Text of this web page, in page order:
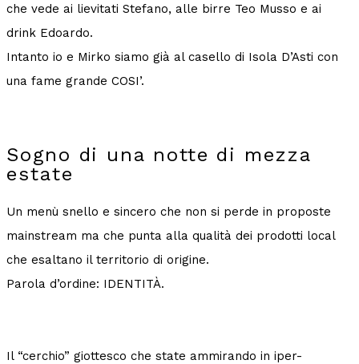
che vede ai lievitati Stefano, alle birre Teo Musso e ai
drink Edoardo.
Intanto io e Mirko siamo già al casello di Isola D’Asti con
una fame grande COSI’.
Sogno di una notte di mezza
estate
Un menù snello e sincero che non si perde in proposte
mainstream ma che punta alla qualità dei prodotti local
che esaltano il territorio di origine.
Parola d’ordine: IDENTITÀ.
Il “cerchio” giottesco che state ammirando in iper-